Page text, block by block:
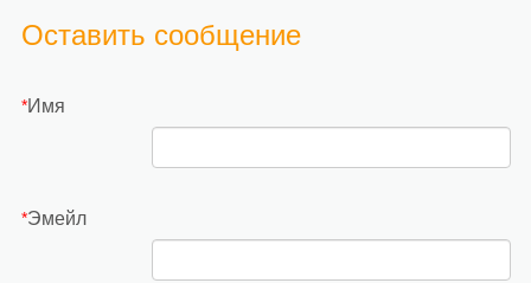
Оставить сообщение
*Имя
*Эмейл